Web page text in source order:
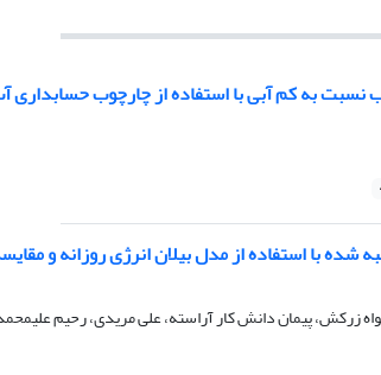
به کم آبی با استفاده از چارچوب حسابداری
با استفاده از مدل بیلان انرژی روزانه و
زرکش، پیمان دانش کار آراسته، علی مریدی، رحیم